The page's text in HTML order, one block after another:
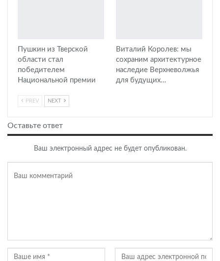
Пушкин из Тверской
области стал
победителем
Национальной премии
Виталий Королев: мы
сохраним архитектурное
наследие Верхневолжья
для будущих…
PREV NEXT
Оставьте ответ
Ваш электронный адрес не будет опубликован.